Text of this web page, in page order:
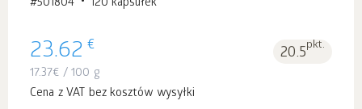
#501804 120 kapsułek
23.62 € 20.5pkt.
17.37€ / 100 g
Cena z VAT bez kosztów wysyłki